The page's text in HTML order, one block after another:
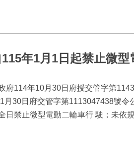
115年1月1日起禁止微
府114年10月30日府授交管字第
月30日府交管字第1113047438號
日禁止微型電動二輪車行 駛；未依